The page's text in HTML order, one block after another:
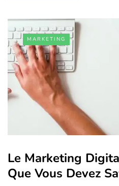
MARKETING
Le Marketing
Que Vous Devez